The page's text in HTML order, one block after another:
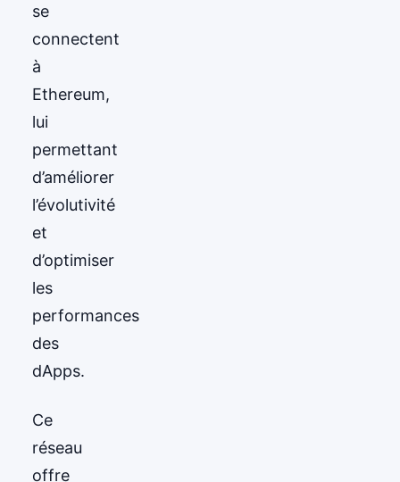
se
connectent
à
Ethereum,
lui
permettant
d’améliorer
l’évolutivité
et
d’optimiser
les
performances
des
dApps.
Ce
réseau
offre